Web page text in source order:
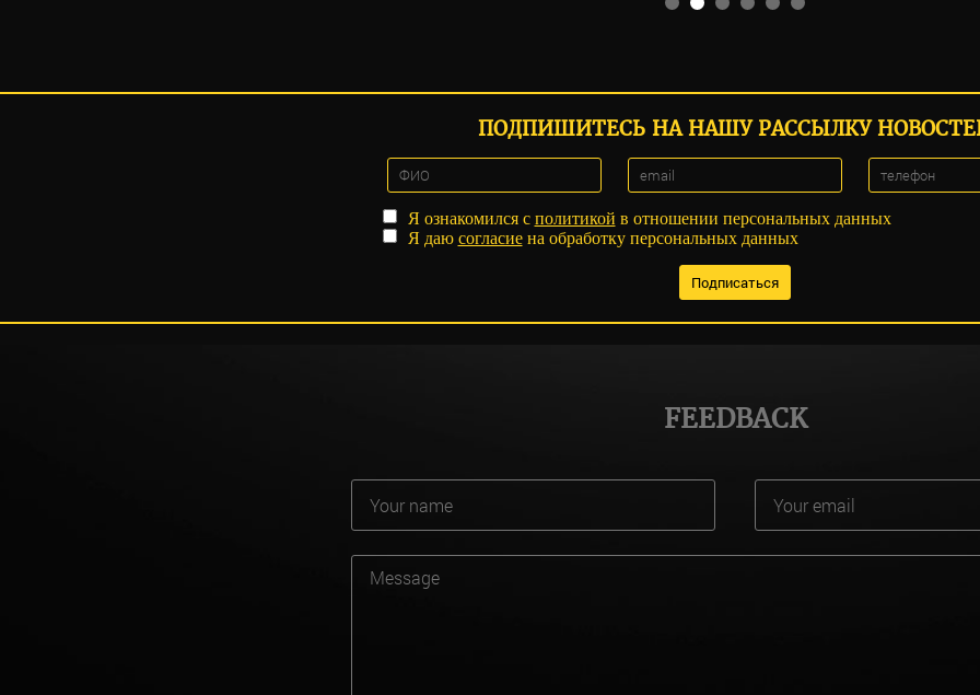
ПОДПИШИТЕСЬ НА НАШУ РАССЫЛКУ
Я ознакомился с политикой в отношении персональных данных
Я даю согласиена обработку персональных данных
FEEDBACK